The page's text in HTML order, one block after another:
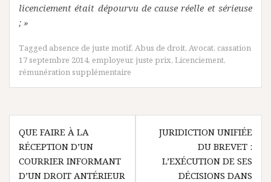
licenciement était dépourvu de cause réelle et sérieuse
; »
Tagged absence de juste motif, Abus de droit, Avocat, cassation
17 septembre 2014, employeur, juste prix, Licenciement,
rémunération supplémentaire
Navigation
de
l’article
QUE FAIRE À LA
RÉCEPTION D’UN
COURRIER INFORMANT
D’UN DROIT ANTÉRIEUR
JURIDICTION UNIFIÉE
DU BREVET :
L’EXÉCUTION DE SES
DÉCISIONS DANS